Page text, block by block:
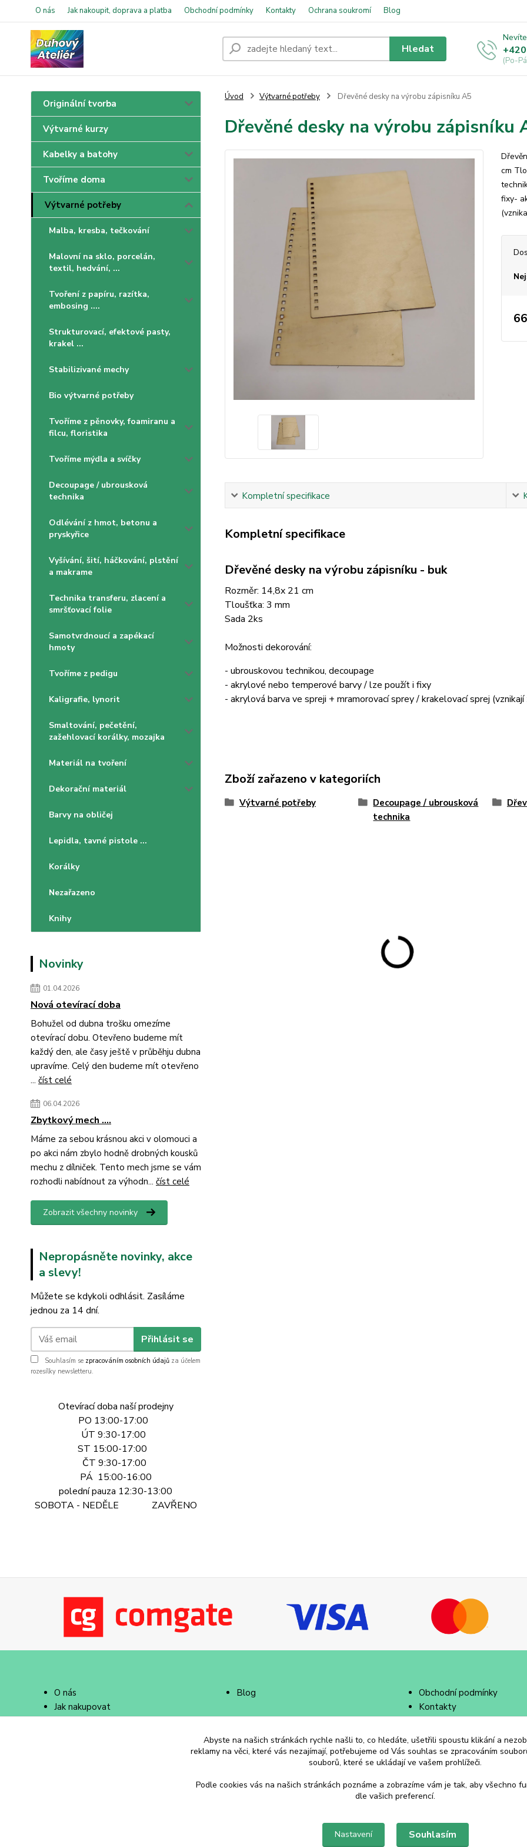
O nás Jak nakoupit, doprava a platba Obchodní podmínky Kontakty Ochrana soukromí Blog
Hledat
(Po-
Originální tvorba
Výtvarné kurzy
Kabelky a batohy
Tvoříme doma
Výtvarné potřeby
Malba, kresba, tečkování
Malovní na sklo, porcelán,
textil, hedvání, ...
Tvoření z papíru, razítka,
embosing ....
Strukturovací, efektové pasty,
krakel ...
Stabilizivané mechy
Bio výtvarné potřeby
Tvoříme z pěnovky, foamiranu a
filcu, floristika
Tvoříme mýdla a svíčky
Decoupage / ubrousková
technika
Odlévání z hmot, betonu a
pryskyřice
Vyšívání, šití, háčkování, plstění
a makrame
Technika transferu, zlacení a
smršťovací folie
Samotvrdnoucí a zapékací
hmoty
Tvoříme z pedigu
Kaligrafie, lynorit
Smaltování, pečetění,
zažehlovací korálky, mozajka
Materiál na tvoření
Dekorační materiál
Barvy na obličej
Lepidla, tavné pistole ...
Korálky
Nezařazeno
Knihy
Novinky
01.04.2026
Nová otevírací doba
Bohužel od dubna trošku omezíme
otevírací dobu. Otevřeno budeme mít
každý den, ale časy ještě v průběhju dubna
upravíme. Celý den budeme mít otevřeno
... číst celé
06.04.2026
Zbytkový mech ....
Máme za sebou krásnou akci v olomouci a
po akci nám zbylo hodně drobných kousků
mechu z dílniček. Tento mech jsme se vám
rozhodli nabídnout za výhodn... číst celé
Zobrazit všechny novinky
Nepropásněte novinky, akce
a slevy!
Můžete se kdykoli odhlásit. Zasíláme
jednou za 14 dní.
Přihlásit se
Souhlasím se zpracováním osobních údajů za účelem
rozesílky newsletteru.
Otevírací doba naší prodejny
PO 13:00-17:00
ÚT 9:30-17:00
ST 15:00-17:00
ČT 9:30-17:00
PÁ 15:00-16:00
polední pauza 12:30-13:00
SOBOTA - NEDĚLE ZAVŘENO
Úvod Výtvarné potřeby Dřevěné desky na výrobu zápisníku A5
Dřevěné desky na výrobu zápisníku
cm
fixy-
Kompletní specifikace
Kompletní specifikace
Dřevěné desky na výrobu zápisníku - buk
Rozměr: 14,8x 21 cm
Tloušťka: 3 mm
Sada 2ks
Možnosti dekorování:
- ubrouskovou technikou, decoupage
- akrylové nebo temperové barvy / lze použít i fixy
- akrylová barva ve spreji + mramorovací sprey / krakelovací sprej
Zboží zařazeno v kategoriích
Výtvarné potřeby
Decoupage / ubrousková
technika
O nás
Jak nakupovat
Doprava a platba
Blog
Obchodní podmínky
Kontakty
Abyste na našich stránkách rychle našli to, co hledáte, ušetřili spoustu klikání a
reklamy na věci, které vás nezajímají, potřebujeme od Vás souhlas se zpracováním
souborů, které se ukládají ve vašem prohlížeči.
Podle cookies vás na našich stránkách poznáme a zobrazíme vám je tak, aby všechno
dle vašich preferencí.
Nastavení Souhlasím